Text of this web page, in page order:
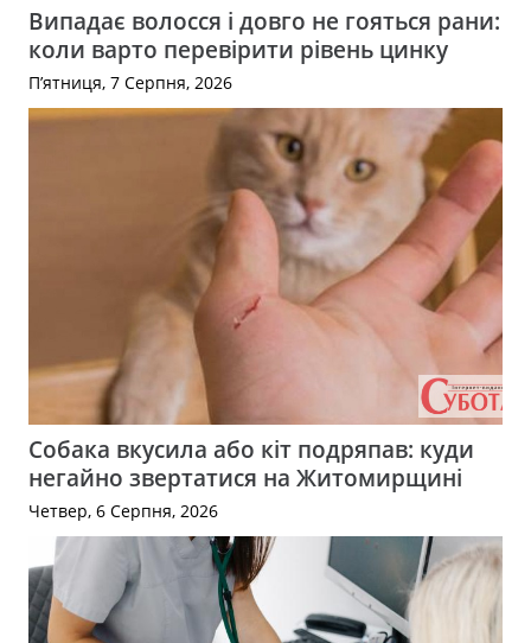
Випадає волосся і довго не гояться рани:
коли варто перевірити рівень цинку
П’ятниця, 7 Серпня, 2026
Собака вкусила або кіт подряпав: куди
негайно звертатися на Житомирщині
Четвер, 6 Серпня, 2026